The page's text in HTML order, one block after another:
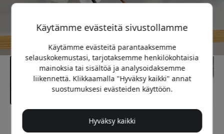
Suositeltava hinta
Käytämme evästeitä sivustollamme
Käytämme evästeitä parantaaksemme
selauskokemustasi, tarjotaksemme henkilökohtaisia
mainoksia tai sisältöä ja analysoidaksemme
liikennettä. Klikkaamalla "Hyväksy kaikki" annat
suostumuksesi evästeiden käyttöön.
Hyväksy kaikki